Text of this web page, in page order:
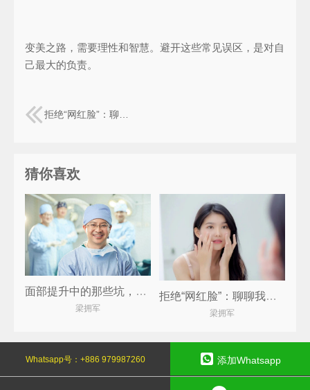
变美之路，需要理性和智慧。避开这些常见误区，是对自
己最大的负责。
拒绝“网红脸”：聊聊我所理解的“高级感”自然提升
猜你喜欢
面部提升中的那些坑，你踩了几个？
梁拥军
拒绝“网红脸”：聊聊我所理解的“高级感”自然提升
梁拥军
Copyright ©梁拥军医生 Z-BlogPHP
Whatsapp号： +886 979987260 添加Whatsapp